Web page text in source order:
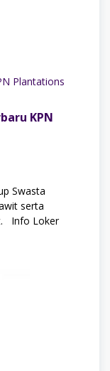
Plantations
KPN
Swasta
serta
Info Loker